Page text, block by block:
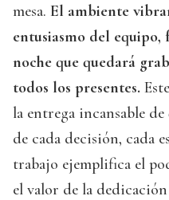
mesa. El ambiente
entusiasmo del equipo,
noche que quedará
todos los presentes.
la entrega incansable
de cada decisión, cada
trabajo ejemplifica el
el valor de la